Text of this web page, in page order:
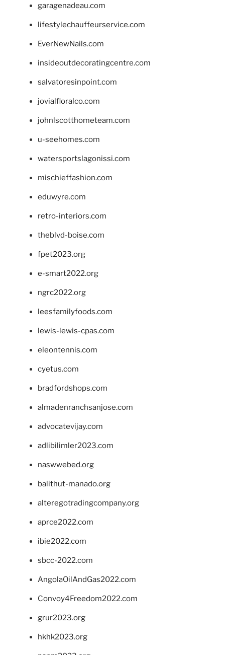
garagenadeau.com
lifestylechauffeurservice.com
EverNewNails.com
insideoutdecoratingcentre.com
salvatoresinpoint.com
jovialfloralco.com
johnlscotthometeam.com
u-seehomes.com
watersportslagonissi.com
mischieffashion.com
eduwyre.com
retro-interiors.com
theblvd-boise.com
fpet2023.org
e-smart2022.org
ngrc2022.org
leesfamilyfoods.com
lewis-lewis-cpas.com
eleontennis.com
cyetus.com
bradfordshops.com
almadenranchsanjose.com
advocatevijay.com
adlibilimler2023.com
naswwebed.org
balithut-manado.org
alteregotradingcompany.org
aprce2022.com
ibie2022.com
sbcc-2022.com
AngolaOilAndGas2022.com
Convoy4Freedom2022.com
grur2023.org
hkhk2023.org